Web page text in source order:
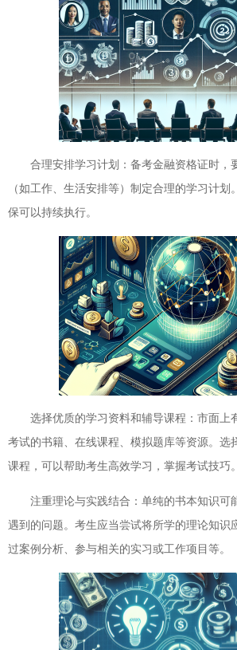
合理安排学习计划：备考金融资格证时，
（如工作、生活安排等）制定合理的学习计划
保可以持续执行。
选择优质的学习资料和辅导课程：市面上
考试的书籍、在线课程、模拟题库等资源。选
课程，可以帮助考生高效学习，掌握考试技巧。
注重理论与实践结合：单纯的书本知识可
遇到的问题。考生应当尝试将所学的理论知识
过案例分析、参与相关的实习或工作项目等。